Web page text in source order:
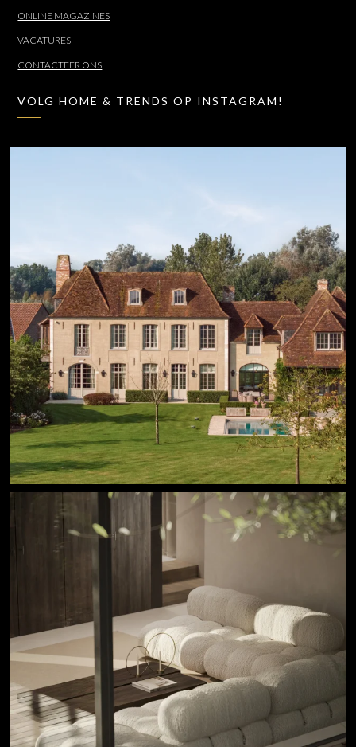
ONLINE MAGAZINES
VACATURES
CONTACTEER ONS
VOLG HOME & TRENDS OP INSTAGRAM!